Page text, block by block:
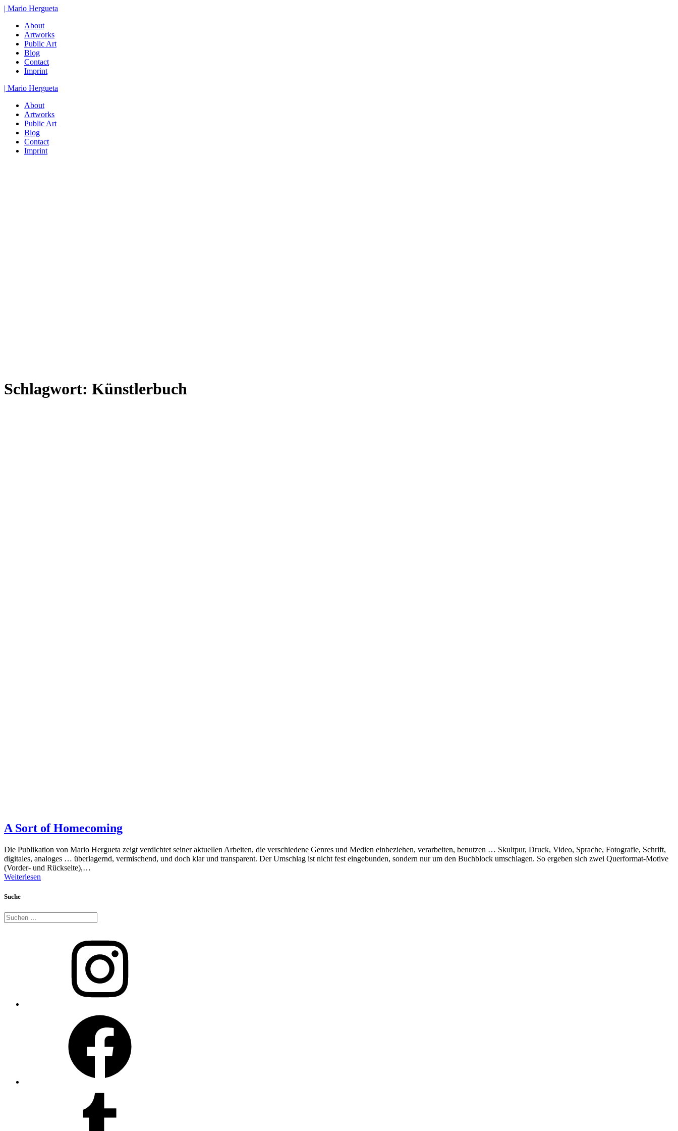
Zum
springen
| Mario Hergueta
About
Artworks
Public Art
Blog
Contact
Imprint
| Mario Hergueta
About
Artworks
Public Art
Blog
Contact
Imprint
Schlagwort: Künstlerbuch
A Sort of Homecoming
Die Publikation von Mario Hergueta zeigt verdichtet seiner aktuellen Arbeiten, die verschiedene Genres und Medien einbeziehen, verarbeiten, benutzen … Skultpur, Druck, Video, Sprache, Fotografie, Schrift,
digitales, analoges … überlagernd, vermischend, und doch klar und transparent. Der Umschlag ist nicht fest eingebunden, sondern nur um den Buchblock umschlagen. So ergeben sich zwei Querformat-Motive
(Vorder- und Rückseite),…
Weiterlesen
Suche
Suche
nach: